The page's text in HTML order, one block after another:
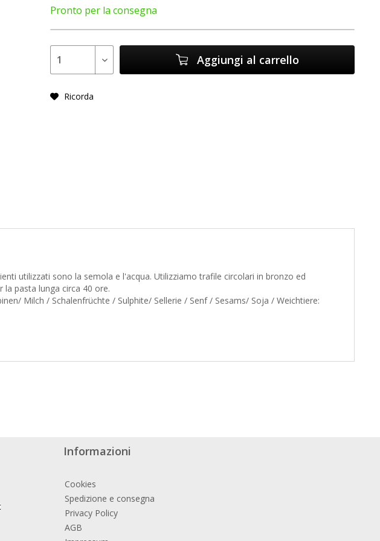
Pronto per la consegna
Aggiungi al carrello
Ricorda
utilizzati sono la semola e l'acqua. Utilizziamo trafile circolari in bronzo ed
pasta lunga circa 40 ore.
Milch / Schalenfrüchte / Sulphite/ Sellerie / Senf / Sesams/ Soja / Weichtiere:
Informazioni
Cookies
Spedizione e consegna
Privacy Policy
AGB